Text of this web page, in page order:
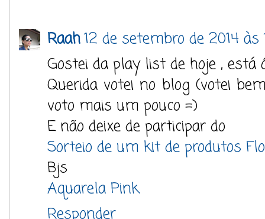
Raah12 de setembro de 2014 às
Gostei da play list de hoje , está
Querida votei no blog (votei
voto mais um pouco =)
E não deixe de participar do
Sorteio de um kit de produtos
Bjs
Aquarela Pink
Responder